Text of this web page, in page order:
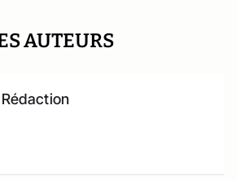
AUTEURS